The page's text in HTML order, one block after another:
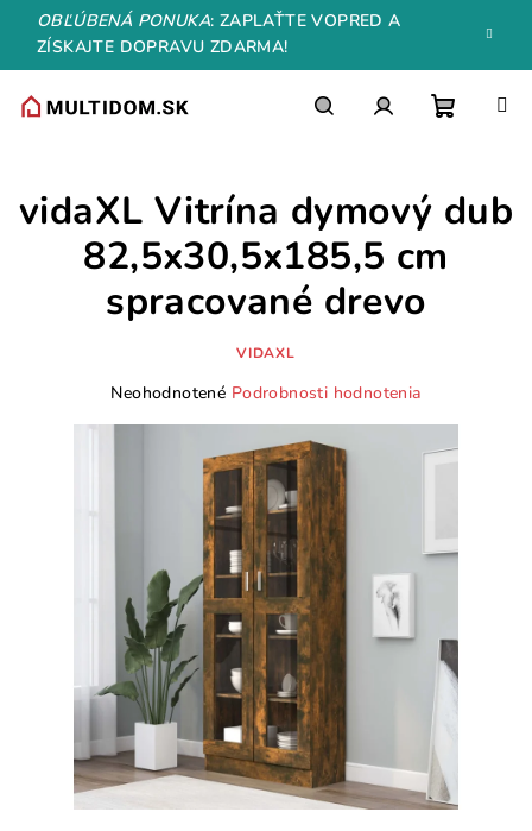
Prejsť
obsah
OBĽÚBENÁ PONUKA: ZAPLAŤTE VOPRED A
ZÍSKAJTE DOPRAVU ZDARMA!
košík
vidaXL Vitrína dymový dub
82,5x30,5x185,5 cm
spracované drevo
VIDAXL
Priemerné
Neohodnotené Podrobnosti hodnotenia